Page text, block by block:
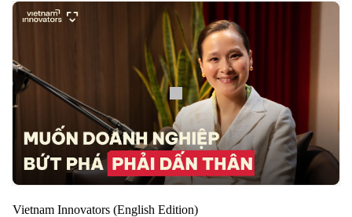
Vietnam Innovators (English Edition)